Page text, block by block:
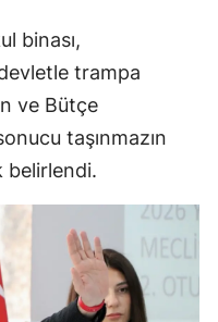
binası,
trampa
ve Bütçe
taşınmazın
belirlendi.